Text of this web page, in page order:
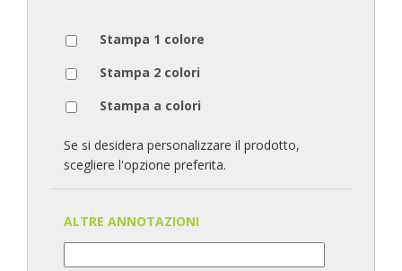
Stampa 1 colore
Stampa 2 colori
Stampa a colori
Se si desidera personalizzare il prodotto,
scegliere l'opzione preferita.
ALTRE ANNOTAZIONI